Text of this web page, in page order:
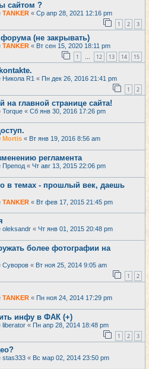
сайтом ?
TANKER « Ср апр 28, 2021 12:16 pm
1 2 3
(не закрывать)
TANKER « Вт сен 15, 2020 18:11 pm
1 … 12 13 14 15
Никола R1 « Пн дек 26, 2016 21:41 pm
1 2
на главной странице сайта!
Torque « Сб янв 30, 2016 17:26 pm
Mortis « Вт янв 19, 2016 8:56 am
регламента
Препод « Чт авг 13, 2015 22:06 pm
в темах - прошлый век, даешь
TANKER « Вт фев 17, 2015 21:45 pm
oleksandr « Чт янв 01, 2015 20:48 pm
более фотографии на
Суворов « Вт ноя 25, 2014 9:05 am
1 2
TANKER « Пн ноя 24, 2014 17:29 pm
инфу в ФАК (+)
liberator « Пн апр 28, 2014 18:48 pm
1 2 3
stas333 « Вс мар 02, 2014 23:50 pm